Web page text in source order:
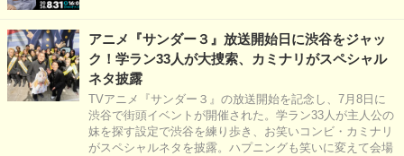
アニメ『サンダー３』放送開始日に渋谷をジャッ
ク！学ラン33人が大捜索、カミナリがスペシャル
ネタ披露
TVアニメ『サンダー３』の放送開始を記念し、7月8日に
渋谷で街頭イベントが開催された。学ラン33人が主人公の
妹を探す設定で渋谷を練り歩き、お笑いコンビ・カミナリ
がスペシャルネタを披露。ハプニングも笑いに変えて会場